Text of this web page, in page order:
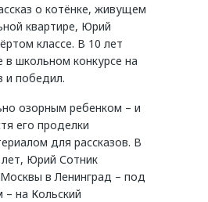
о котёнке, живущем
квартире, Юрий
классе. В 10 лет
в школьном конкурсе на
и победил.
озорным ребенком – и
его проделки
для рассказов. В
Юрий Сотник
в Ленинград – под
– на Кольский